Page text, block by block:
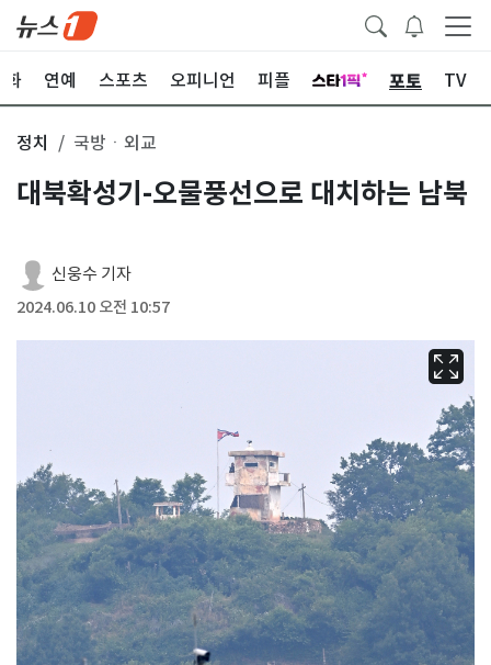
화 연예 스포츠 오피니언 피플 포토 TV
정치 국방ㆍ외교
대북확성기-오물풍선으로 대치하는 남북
신웅수 기자
2024.06.10 오전 10:57